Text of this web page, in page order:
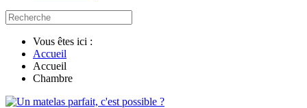
Vous êtes ici :
Accueil
Accueil
Chambre